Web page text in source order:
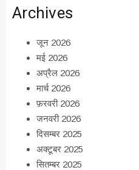
Archives
जून 2026
मई 2026
अप्रैल 2026
मार्च 2026
फ़रवरी 2026
जनवरी 2026
दिसम्बर 2025
अक्टूबर 2025
सितम्बर 2025